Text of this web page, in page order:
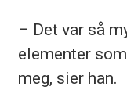
– Det var så
elementer
meg, sier han.